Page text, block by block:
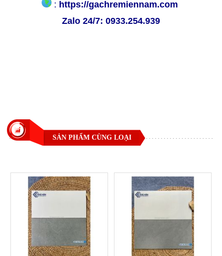
: https://gachremiennam.com
Zalo 24/7: 0933.254.939
SẢN PHẨM CÙNG LOẠI